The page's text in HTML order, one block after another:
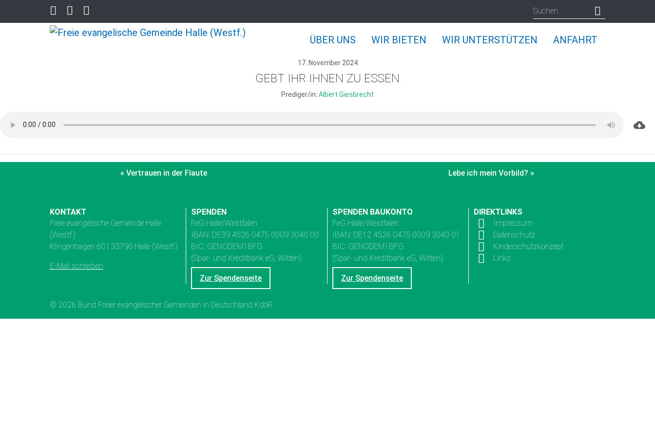
ÜBER UNS WIR BIETEN WIR UNTERSTÜTZEN ANFAHRT
17. November 2024
GEBT IHR IHNEN ZU ESSEN
Prediger/in: Albert Giesbrecht
« Vertrauen in der Flaute Lebe ich mein Vorbild? »
KONTAKT
Freie evangelische Gemeinde Halle
(Westf.)
Klingenhagen 60 | 33790 Halle (Westf.)
E-Mail schreiben
SPENDEN
FeG Halle/Westfalen
IBAN: DE39 4526 0475 0009 3040 00
BIC: GENODEM1BFG
(Spar- und Kreditbank eG, Witten)
Zur Spendenseite
SPENDEN BAUKONTO
FeG Halle/Westfalen
IBAN: DE12 4526 0475 0009 3040 01
BIC: GENODEM1BFG
(Spar- und Kreditbank eG, Witten)
Zur Spendenseite
DIREKTLINKS
Impressum
Datenschutz
Kinderschutzkonzept
Links
© 2026 Bund Freier evangelischer Gemeinden in Deutschland KdöR